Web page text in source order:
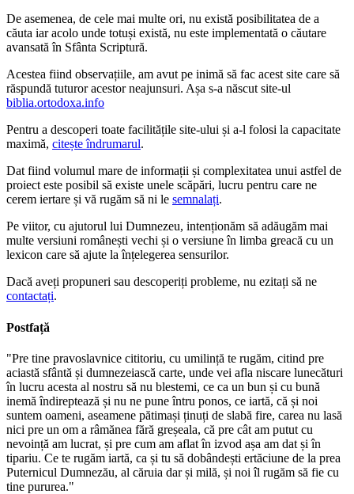
De asemenea, de cele mai multe ori, nu există posibilitatea de a
căuta iar acolo unde totuși există, nu este implementată o căutare
avansată în Sfânta Scriptură.
Acestea fiind observațiile, am avut pe inimă să fac acest site care să
răspundă tuturor acestor neajunsuri. Așa s-a născut site-ul
biblia.ortodoxa.info
Pentru a descoperi toate facilitățile site-ului și a-l folosi la capacitate
maximă, citește îndrumarul.
Dat fiind volumul mare de informații și complexitatea unui astfel de
proiect este posibil să existe unele scăpări, lucru pentru care ne
cerem iertare și vă rugăm să ni le semnalați.
Pe viitor, cu ajutorul lui Dumnezeu, intenționăm să adăugăm mai
multe versiuni românești vechi și o versiune în limba greacă cu un
lexicon care să ajute la înțelegerea sensurilor.
Dacă aveți propuneri sau descoperiți probleme, nu ezitați să ne
contactați.
Postfață
"Pre tine pravoslavnice cititoriu, cu umilință te rugăm, citind pre
aciastă sfântă și dumnezeiască carte, unde vei afla niscare lunecături
în lucru acesta al nostru să nu blestemi, ce ca un bun și cu bună
inemă îndireptează și nu ne pune întru ponos, ce iartă, că și noi
suntem oameni, aseamene pătimași ținuți de slabă fire, carea nu lasă
nici pre un om a râmănea fără greșeala, că pre cât am putut cu
nevoință am lucrat, și pre cum am aflat în izvod așa am dat și în
tipariu. Ce te rugăm iartă, ca și tu să dobândești ertăciune de la prea
Puternicul Dumnezău, al căruia dar și milă, și noi îl rugăm să fie cu
tine pururea."